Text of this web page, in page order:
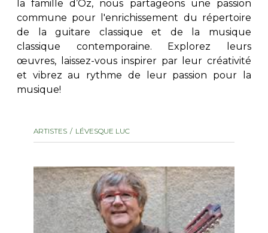
PARTITIONS POUR AUTRES
INSTRUMENTS
PARTITIONS POUR ENSEMBLES
Ensemble de
Orchestre de guitares
Concerto pour
Guitare et un autre
Musique de chambre
la famille d’Oz, nous partageons une passion
commune pour l'enrichissement du répertoire
de la guitare classique et de la musique
classique contemporaine. Explorez leurs
œuvres, laissez-vous inspirer par leur créativité
et vibrez au rythme de leur passion pour la
musique!
ARTISTES LÉVESQUE LUC